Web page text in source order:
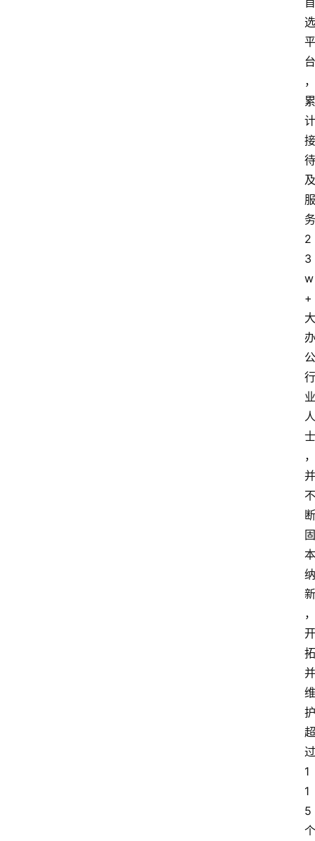
选
平
台
，
累
计
接
待
及
服
务
2
3
w
+
大
办
公
行
业
人
士
，
并
不
断
固
本
纳
新
，
开
拓
并
维
护
超
过
1
1
5
个